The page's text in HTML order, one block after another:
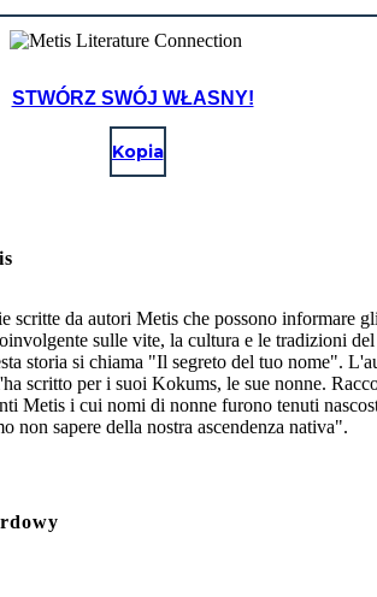
STWÓRZ SWÓJ WŁASNY!
Kopia
scritte da autori Metis che possono informare
sulle vite, la cultura e le tradizioni del
storia si chiama "Il segreto del tuo nome".
scritto per i suoi Kokums, le sue nonne.
Metis i cui nomi di nonne furono tenuti
non sapere della nostra ascendenza nativa".